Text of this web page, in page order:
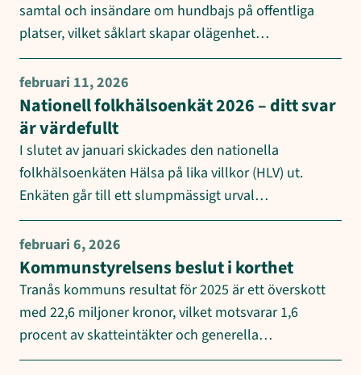
samtal och insändare om hundbajs på offentliga
platser, vilket såklart skapar olägenhet…
februari 11, 2026
Nationell folkhälsoenkät 2026 – ditt svar
är värdefullt
I slutet av januari skickades den nationella
folkhälsoenkäten Hälsa på lika villkor (HLV) ut.
Enkäten går till ett slumpmässigt urval…
februari 6, 2026
Kommunstyrelsens beslut i korthet
Tranås kommuns resultat för 2025 är ett överskott
med 22,6 miljoner kronor, vilket motsvarar 1,6
procent av skatteintäkter och generella…